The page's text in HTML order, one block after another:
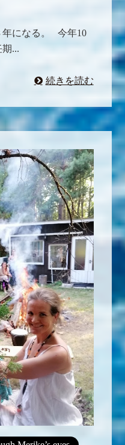
年になる。 今年10
...
続きを読む